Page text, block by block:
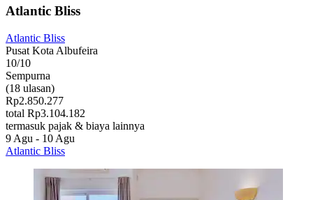
Atlantic Bliss
Atlantic Bliss
Pusat Kota Albufeira
10/10
Sempurna
(18 ulasan)
Rp2.850.277
total Rp3.104.182
termasuk pajak & biaya lainnya
9 Agu - 10 Agu
Atlantic Bliss